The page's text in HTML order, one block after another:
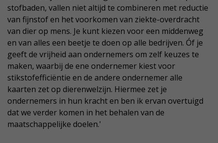
stofbaden, vallen niet altijd te combineren met reductie
van fijnstof en het voorkomen van ziekte-overdracht
van dier op mens. Je kunt kiezen voor een middenweg
en van alles een beetje te doen op alle bedrijven. Óf je
geeft de vrijheid aan ondernemers om zelf keuzes te
maken, waarbij de ene ondernemer kiest voor
stikstofefficiëntie en de andere ondernemer alle
kaarten zet op dierenwelzijn. Hiermee zet je
ondernemers in hun kracht en ben ik ervan overtuigd
dat we verder komen in het behalen van de
maatschappelijke doelen.'